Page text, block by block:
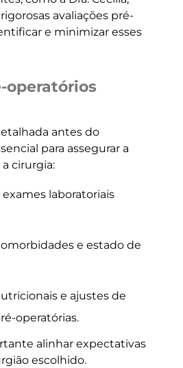
avaliações pré-
e minimizar esses
operatórios
antes do
para assegurar a
cirurgia:
laboratoriais
e estado de
e ajustes de
operatórias.
alinhar expectativas
escolhido.